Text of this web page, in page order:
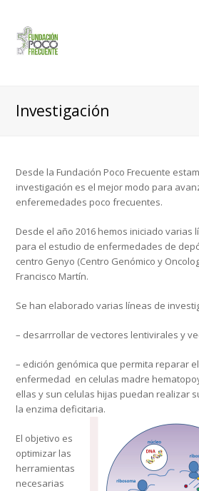
Investigación
Desde la Fundación Poco Frecuente
investigación es el mejor modo para
enferemedades poco frecuentes.
Desde el año 2016 hemos iniciado varias
para el estudio de enfermedades de
centro Genyo (Centro Genómico y
Francisco Martín.
Se han elaborado varias líneas de
– desarrrollar de vectores lentivirales y
– edición genómica que permita reparar
enfermedad en celulas madre
ellas y sun celulas hijas puedan realizar
la enzima deficitaria.
El objetivo es
optimizar las
herramientas
necesarias